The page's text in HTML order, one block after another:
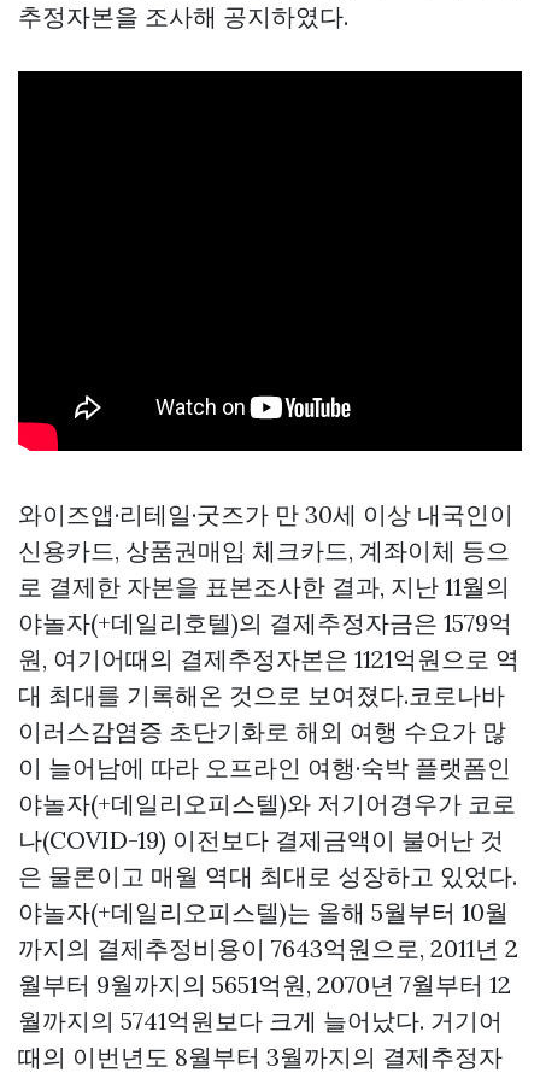
추정자본을 조사해 공지하였다.
와이즈앱·리테일·굿즈가 만 30세 이상 내국인이
신용카드, 상품권매입 체크카드, 계좌이체 등으
로 결제한 자본을 표본조사한 결과, 지난 11월의
야놀자(+데일리호텔)의 결제추정자금은 1579억
원, 여기어때의 결제추정자본은 1121억원으로 역
대 최대를 기록해온 것으로 보여졌다.코로나바
이러스감염증 초단기화로 해외 여행 수요가 많
이 늘어남에 따라 오프라인 여행·숙박 플랫폼인
야놀자(+데일리오피스텔)와 저기어경우가 코로
나(COVID-19) 이전보다 결제금액이 불어난 것
은 물론이고 매월 역대 최대로 성장하고 있었다.
야놀자(+데일리오피스텔)는 올해 5월부터 10월
까지의 결제추정비용이 7643억원으로, 2011년 2
월부터 9월까지의 5651억원, 2070년 7월부터 12
월까지의 5741억원보다 크게 늘어났다. 거기어
때의 이번년도 8월부터 3월까지의 결제추정자